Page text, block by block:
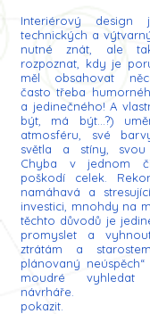
Interiérový design
technických a
nutné znát, ale
rozpoznat, kdy je
měl obsahovat
často třeba
a jedinečného! A
být, má být…?)
atmosféru, své
světla a stíny, svou
Chyba v jednom
poškodí celek.
namáhavá a
investici, mnohdy na
těchto důvodů je
promyslet a
ztrátám a
plánovaný
moudré vyhledat
návrháře.
pokazit.